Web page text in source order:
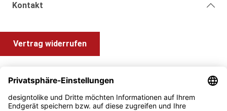
Kontakt
Vertrag widerrufen
Information und Impressum